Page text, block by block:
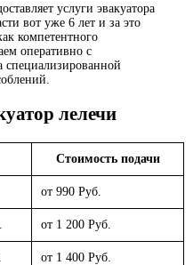
услуги эвакуатора
вот уже 6 лет и за это
компетентного
оперативно с
лелечи
Стоимость подачи
от 990 Руб.
от 1 200 Руб.
от 1 400 Руб.